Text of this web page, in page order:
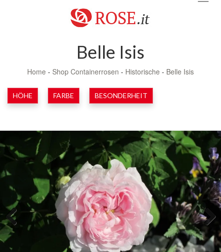
Belle Isis
Home - Shop Containerrosen - Historische - Belle Isis
HÖHE FARBE BESONDERHEIT
Previous Next